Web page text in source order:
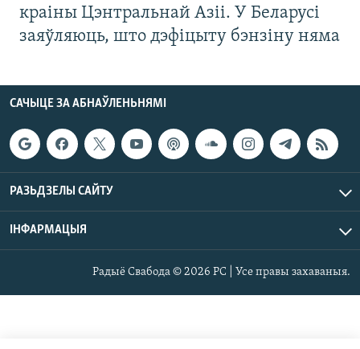
краіны Цэнтральнай Азіі. У Беларусі
заяўляюць, што дэфіцыту бэнзіну няма
САЧЫЦЕ ЗА АБНАЎЛЕНЬНЯМІ
РАЗЬДЗЕЛЫ САЙТУ
ІНФАРМАЦЫЯ
Радыё Свабода © 2026 РС | Усе правы захаваныя.